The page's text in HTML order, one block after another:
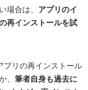
合は、 アプリのイ
再インストールを試
リの再インストール
筆者自身も過去に